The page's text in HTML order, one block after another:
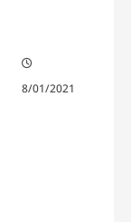
8/01/2021